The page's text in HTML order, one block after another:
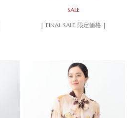
SALE
| FINAL SALE 限定価格 |